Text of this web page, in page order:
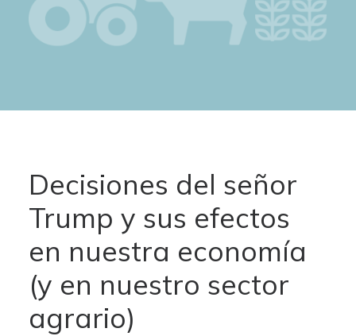
Decisiones del señor
Trump y sus efectos
en nuestra economía
(y en nuestro sector
agrario)